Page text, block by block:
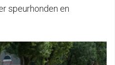
speurhonden en